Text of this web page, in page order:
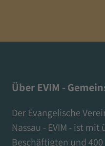
Über EVIM -
Der Evangelische
Nassau - EVIM - ist mit
Beschäftigten und